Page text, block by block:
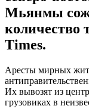
Мьянмы
количество
Times.
Аресты мирных
Их вывозят из
грузовиках в